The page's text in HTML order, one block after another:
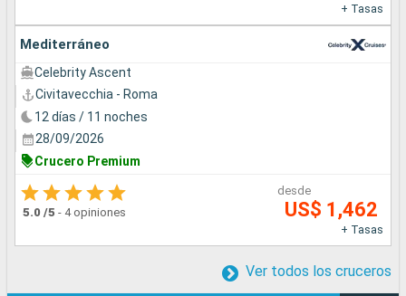
+ Tasas
Mediterráneo
Celebrity Ascent
Civitavecchia - Roma
12 días / 11 noches
28/09/2026
Crucero Premium
5.0 /5 - 4 opiniones
desde
US$ 1,462
+ Tasas
Ver todos los cruceros